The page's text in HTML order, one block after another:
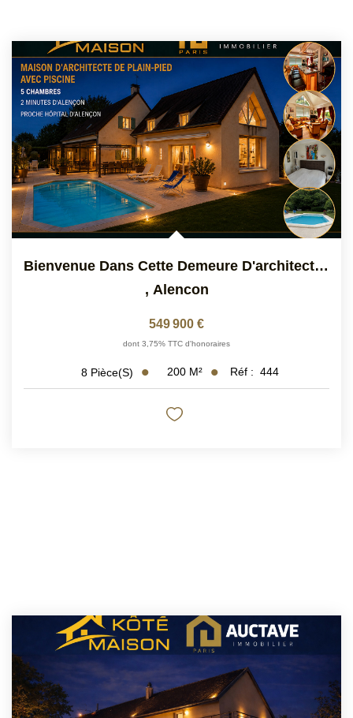
Bienvenue Dans Cette Demeure D'architecte Avec Piscine,...
, Alencon
549 900 €
dont 3,75% TTC d'honoraires
8 Pièce(s) 200 M² Réf : 444